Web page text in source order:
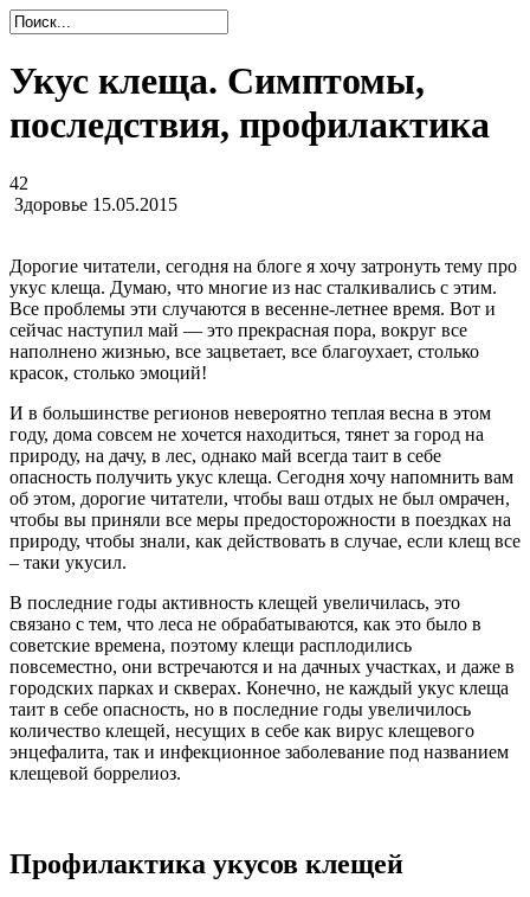
Укус клеща. Симптомы,
последствия, профилактика
42
Здоровье 15.05.2015
Дорогие читатели, сегодня на блоге я хочу затронуть тему про
укус клеща. Думаю, что многие из нас сталкивались с этим.
Все проблемы эти случаются в весенне-летнее время. Вот и
сейчас наступил май — это прекрасная пора, вокруг все
наполнено жизнью, все зацветает, все благоухает, столько
красок, столько эмоций!
И в большинстве регионов невероятно теплая весна в этом
году, дома совсем не хочется находиться, тянет за город на
природу, на дачу, в лес, однако май всегда таит в себе
опасность получить укус клеща. Сегодня хочу напомнить вам
об этом, дорогие читатели, чтобы ваш отдых не был омрачен,
чтобы вы приняли все меры предосторожности в поездках на
природу, чтобы знали, как действовать в случае, если клещ все
– таки укусил.
В последние годы активность клещей увеличилась, это
связано с тем, что леса не обрабатываются, как это было в
советские времена, поэтому клещи расплодились
повсеместно, они встречаются и на дачных участках, и даже в
городских парках и скверах. Конечно, не каждый укус клеща
таит в себе опасность, но в последние годы увеличилось
количество клещей, несущих в себе как вирус клещевого
энцефалита, так и инфекционное заболевание под названием
клещевой боррелиоз.
Профилактика укусов клещей